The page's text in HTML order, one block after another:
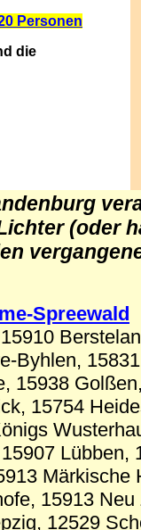
Personen
die
(oder
Spreewald
Byhlen,
15938
15754
Lübben,
Märkische
15913
12529